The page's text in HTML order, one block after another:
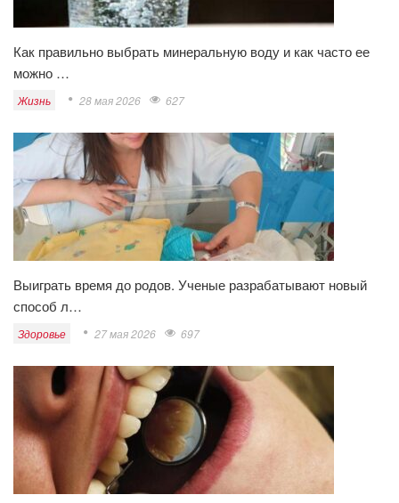
Как правильно выбрать минеральную воду и как часто ее
можно …
Жизнь 28 мая 2026 627
Выиграть время до родов. Ученые разрабатывают новый
способ л…
Здоровье 27 мая 2026 697